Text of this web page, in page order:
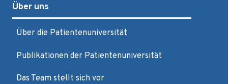
Über uns
Über die Patientenuniversität
Publikationen der Patientenuniversität
Das Team stellt sich vor